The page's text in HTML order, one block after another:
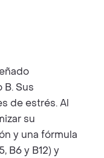
Sus
de estrés. Al
su
y una fórmula
B6 y B12) y